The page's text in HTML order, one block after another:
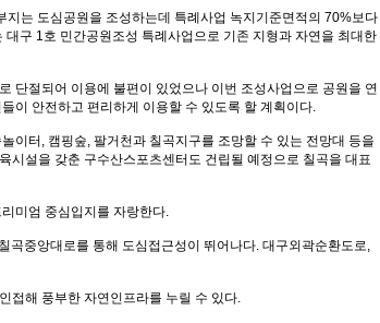
는 도심공원을 조성하는데 특례사업 녹지기준면적의 70%보다
구 1호 민간공원조성 특례사업으로 기존 지형과 자연을 최대한
단절되어 이용에 불편이 있었으나 이번 조성사업으로 공원을 연
이 안전하고 편리하게 이용할 수 있도록 할 계획이다.
이터, 캠핑숲, 팔거천과 칠곡지구를 조망할 수 있는 전망대 등을
시설을 갖춘 구수산스포츠센터도 건립될 예정으로 칠곡을 대표
미엄 중심입지를 자랑한다.
곡중앙대로를 통해 도심접근성이 뛰어나다. 대구외곽순환도로,
접해 풍부한 자연인프라를 누릴 수 있다.